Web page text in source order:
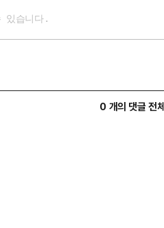
0 개의 댓글 전